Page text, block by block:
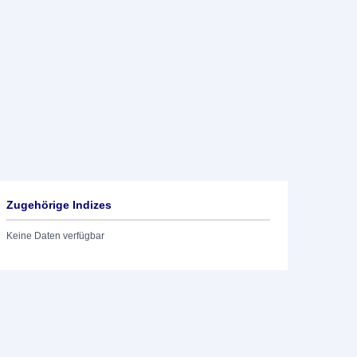
Zugehörige Indizes
Keine Daten verfügbar